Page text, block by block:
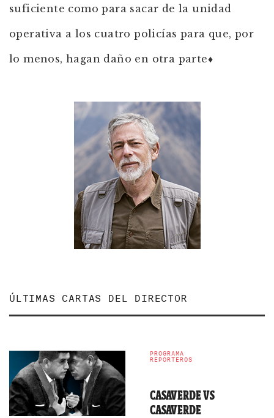
suficiente como para sacar de la unidad
operativa a los cuatro policías para que, por
lo menos, hagan daño en otra parte♦
ÚLTIMAS CARTAS DEL DIRECTOR
PROGRAMA
REPORTEROS
CASAVERDE VS
CASAVERDE